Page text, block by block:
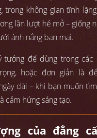
trong không gian tĩnh
lần lượt hé mở – giống
ánh nắng ban mai.
tưởng để dùng trong các
hoặc đơn giản là
dài – khi bạn muốn
cảm hứng sáng tạo.
của đẳng